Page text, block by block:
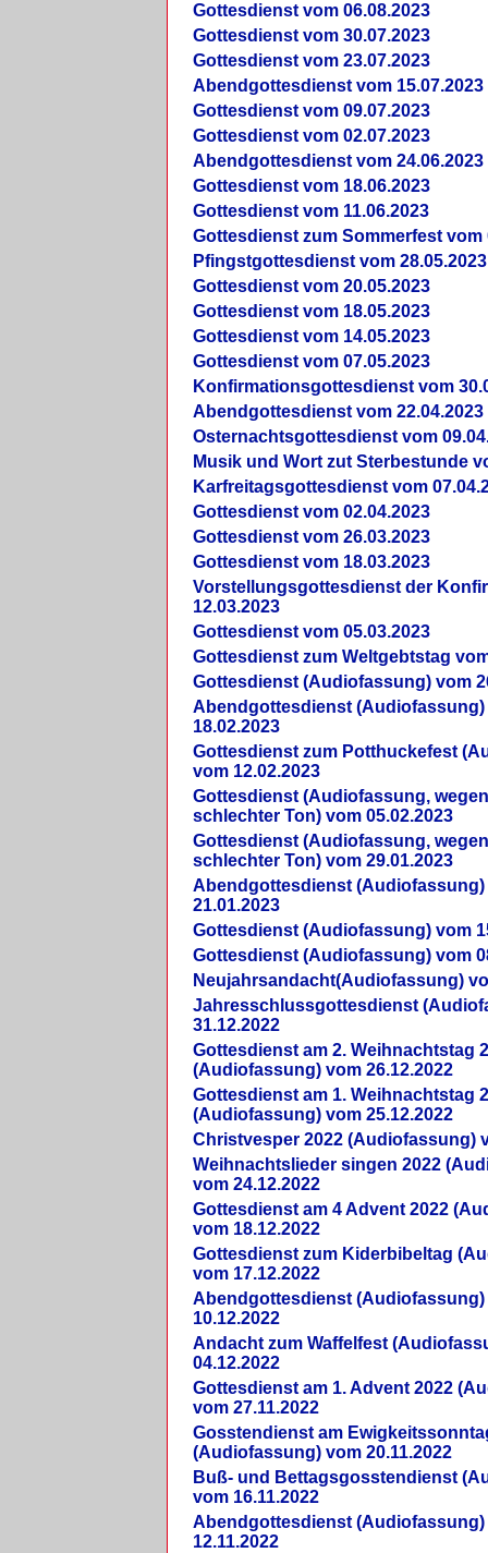
Gottesdienst vom 06.08.2023
Gottesdienst vom 30.07.2023
Gottesdienst vom 23.07.2023
Abendgottesdienst vom 15.07.2023
Gottesdienst vom 09.07.2023
Gottesdienst vom 02.07.2023
Abendgottesdienst vom 24.06.2023
Gottesdienst vom 18.06.2023
Gottesdienst vom 11.06.2023
Gottesdienst zum Sommerfest vom
Pfingstgottesdienst vom 28.05.2023
Gottesdienst vom 20.05.2023
Gottesdienst vom 18.05.2023
Gottesdienst vom 14.05.2023
Gottesdienst vom 07.05.2023
Konfirmationsgottesdienst vom
Abendgottesdienst vom 22.04.2023
Osternachtsgottesdienst vom
Musik und Wort zut Sterbestunde
Karfreitagsgottesdienst vom
Gottesdienst vom 02.04.2023
Gottesdienst vom 26.03.2023
Gottesdienst vom 18.03.2023
Vorstellungsgottesdienst der
12.03.2023
Gottesdienst vom 05.03.2023
Gottesdienst zum Weltgebtstag
Gottesdienst (Audiofassung) vom
Abendgottesdienst (Audiofassung)
18.02.2023
Gottesdienst zum Potthuckefest
vom 12.02.2023
Gottesdienst (Audiofassung,
schlechter Ton) vom 05.02.2023
Gottesdienst (Audiofassung,
schlechter Ton) vom 29.01.2023
Abendgottesdienst (Audiofassung)
21.01.2023
Gottesdienst (Audiofassung) vom
Gottesdienst (Audiofassung) vom
Neujahrsandacht(Audiofassung)
Jahresschlussgottesdienst
31.12.2022
Gottesdienst am 2. Weihnachtstag
(Audiofassung) vom 26.12.2022
Gottesdienst am 1. Weihnachtstag
(Audiofassung) vom 25.12.2022
Christvesper 2022 (Audiofassung)
Weihnachtslieder singen 2022
vom 24.12.2022
Gottesdienst am 4 Advent 2022
vom 18.12.2022
Gottesdienst zum Kiderbibeltag
vom 17.12.2022
Abendgottesdienst (Audiofassung)
10.12.2022
Andacht zum Waffelfest
04.12.2022
Gottesdienst am 1. Advent 2022
vom 27.11.2022
Gosstendienst am
(Audiofassung) vom 20.11.2022
Buß- und Bettagsgosstendienst
vom 16.11.2022
Abendgottesdienst (Audiofassung)
12.11.2022